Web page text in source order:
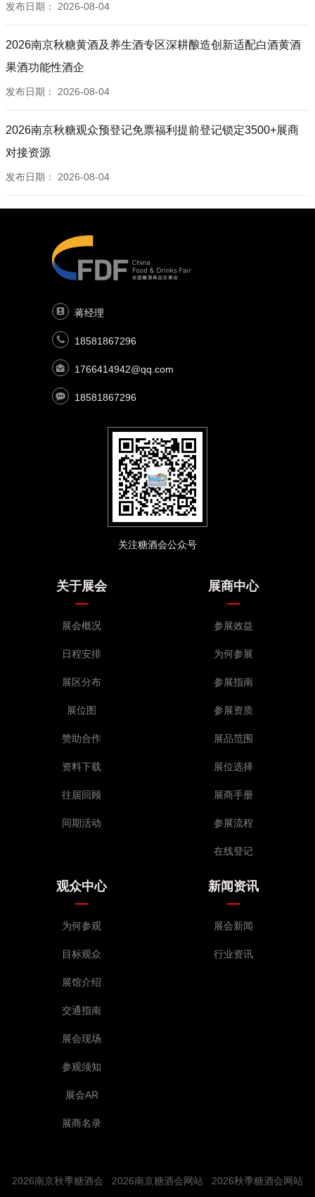
发布日期： 2026-08-04
2026南京秋糖黄酒及养生酒专区深耕酿造创新适配白酒黄酒
果酒功能性酒企
发布日期： 2026-08-04
2026南京秋糖观众预登记免票福利提前登记锁定3500+展商
对接资源
发布日期： 2026-08-04
蒋经理
18581867296
1766414942@qq.com
18581867296
关注糖酒会公众号
关于展会
展会概况
日程安排
展区分布
展位图
赞助合作
资料下载
往届回顾
同期活动
展商中心
参展效益
为何参展
参展指南
参展资质
展品范围
展位选择
展商手册
参展流程
在线登记
观众中心
为何参观
目标观众
展馆介绍
交通指南
展会现场
参观须知
展会AR
展商名录
新闻资讯
展会新闻
行业资讯
2026南京秋季糖酒会 2026南京糖酒会网站 2026秋季糖酒会网站